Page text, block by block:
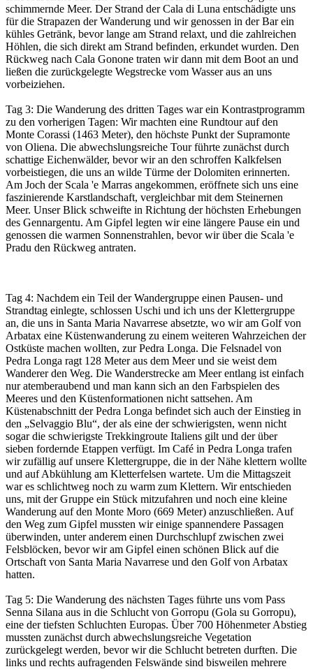
schimmernde Meer. Der Strand der Cala di Luna entschädigte uns
für die Strapazen der Wanderung und wir genossen in der Bar ein
kühles Getränk, bevor lange am Strand relaxt, und die zahlreichen
Höhlen, die sich direkt am Strand befinden, erkundet wurden. Den
Rückweg nach Cala Gonone traten wir dann mit dem Boot an und
ließen die zurückgelegte Wegstrecke vom Wasser aus an uns
vorbeiziehen.
Tag 3: Die Wanderung des dritten Tages war ein Kontrastprogramm
zu den vorherigen Tagen: Wir machten eine Rundtour auf den
Monte Corassi (1463 Meter), den höchste Punkt der Supramonte
von Oliena. Die abwechslungsreiche Tour führte zunächst durch
schattige Eichenwälder, bevor wir an den schroffen Kalkfelsen
vorbeistiegen, die uns an wilde Türme der Dolomiten erinnerten.
Am Joch der Scala 'e Marras angekommen, eröffnete sich uns eine
faszinierende Karstlandschaft, vergleichbar mit dem Steinernen
Meer. Unser Blick schweifte in Richtung der höchsten Erhebungen
des Gennargentu. Am Gipfel legten wir eine längere Pause ein und
genossen die warmen Sonnenstrahlen, bevor wir über die Scala 'e
Pradu den Rückweg antraten.
Tag 4: Nachdem ein Teil der Wandergruppe einen Pausen- und
Strandtag einlegte, schlossen Uschi und ich uns der Klettergruppe
an, die uns in Santa Maria Navarrese absetzte, wo wir am Golf von
Arbatax eine Küstenwanderung zu einem weiteren Wahrzeichen der
Ostküste machen wollten, zur Pedra Longa. Die Felsnadel von
Pedra Longa ragt 128 Meter aus dem Meer und sie weist dem
Wanderer den Weg. Die Wanderstrecke am Meer entlang ist einfach
nur atemberaubend und man kann sich an den Farbspielen des
Meeres und den Küstenformationen nicht sattsehen. Am
Küstenabschnitt der Pedra Longa befindet sich auch der Einstieg in
den „Selvaggio Blu“, der als eine der schwierigsten, wenn nicht
sogar die schwierigste Trekkingroute Italiens gilt und der über
sieben fordernde Etappen verfügt. Im Café in Pedra Longa trafen
wir zufällig auf unsere Klettergruppe, die in der Nähe klettern wollte
und auf Abkühlung am Kletterfelsen wartete. Um die Mittagszeit
war es schlichtweg noch zu warm zum Klettern. Wir entschieden
uns, mit der Gruppe ein Stück mitzufahren und noch eine kleine
Wanderung auf den Monte Moro (669 Meter) anzuschließen. Auf
den Weg zum Gipfel mussten wir einige spannendere Passagen
überwinden, unter anderem einen Durchschlupf zwischen zwei
Felsblöcken, bevor wir am Gipfel einen schönen Blick auf die
Ortschaft von Santa Maria Navarrese und den Golf von Arbatax
hatten.
Tag 5: Die Wanderung des nächsten Tages führte uns vom Pass
Senna Silana aus in die Schlucht von Gorropu (Gola su Gorropu),
eine der tiefsten Schluchten Europas. Über 700 Höhenmeter Abstieg
mussten zunächst durch abwechslungsreiche Vegetation
zurückgelegt werden, bevor wir die Schlucht betreten durften. Die
links und rechts aufragenden Felswände sind bisweilen mehrere